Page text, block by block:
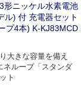
ニッケル水素電池
ル) 付 充電器セット
プ4本) K-KJ83MCD
大きな容量を備え
ネループ「スタンダ
ト